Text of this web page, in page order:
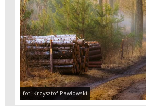
fot. Krzysztof Pawłowski